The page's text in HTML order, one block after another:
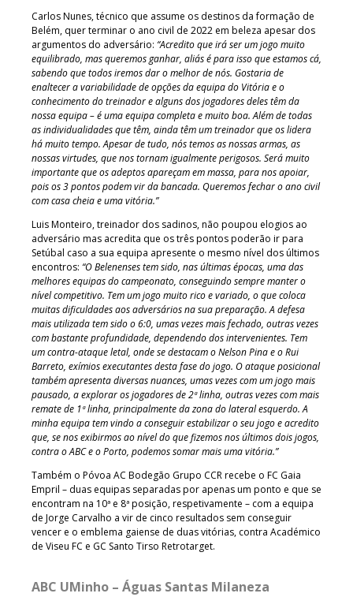
Carlos Nunes, técnico que assume os destinos da formação de
Belém, quer terminar o ano civil de 2022 em beleza apesar dos
argumentos do adversário: “Acredito que irá ser um jogo muito
equilibrado, mas queremos ganhar, aliás é para isso que estamos cá,
sabendo que todos iremos dar o melhor de nós. Gostaria de
enaltecer a variabilidade de opções da equipa do Vitória e o
conhecimento do treinador e alguns dos jogadores deles têm da
nossa equipa – é uma equipa completa e muito boa. Além de todas
as individualidades que têm, ainda têm um treinador que os lidera
há muito tempo. Apesar de tudo, nós temos as nossas armas, as
nossas virtudes, que nos tornam igualmente perigosos. Será muito
importante que os adeptos apareçam em massa, para nos apoiar,
pois os 3 pontos podem vir da bancada. Queremos fechar o ano civil
com casa cheia e uma vitória.”
Luis Monteiro, treinador dos sadinos, não poupou elogios ao
adversário mas acredita que os três pontos poderão ir para
Setúbal caso a sua equipa apresente o mesmo nível dos últimos
encontros: “O Belenenses tem sido, nas últimas épocas, uma das
melhores equipas do campeonato, conseguindo sempre manter o
nível competitivo. Tem um jogo muito rico e variado, o que coloca
muitas dificuldades aos adversários na sua preparação. A defesa
mais utilizada tem sido o 6:0, umas vezes mais fechado, outras vezes
com bastante profundidade, dependendo dos intervenientes. Tem
um contra-ataque letal, onde se destacam o Nelson Pina e o Rui
Barreto, exímios executantes desta fase do jogo. O ataque posicional
também apresenta diversas nuances, umas vezes com um jogo mais
pausado, a explorar os jogadores de 2ª linha, outras vezes com mais
remate de 1ª linha, principalmente da zona do lateral esquerdo. A
minha equipa tem vindo a conseguir estabilizar o seu jogo e acredito
que, se nos exibirmos ao nível do que fizemos nos últimos dois jogos,
contra o ABC e o Porto, podemos somar mais uma vitória.”
Também o Póvoa AC Bodegão Grupo CCR recebe o FC Gaia
Empril – duas equipas separadas por apenas um ponto e que se
encontram na 10ª e 8ª posição, respetivamente – com a equipa
de Jorge Carvalho a vir de cinco resultados sem conseguir
vencer e o emblema gaiense de duas vitórias, contra Académico
de Viseu FC e GC Santo Tirso Retrotarget.
ABC UMinho – Águas Santas Milaneza